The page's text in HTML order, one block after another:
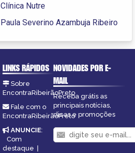
Clínica Nutre
Paula Severino Azambuja Ribeiro
LINKS RÁPIDOS
Sobre
EncontraRibeirãoPreto
Fale com o
EncontraRibeirãoPreto
ANUNCIE:
Com
destaque |
NOVIDADES POR E-
MAIL
Receba grátis as
principais notícias,
dicas e promoções